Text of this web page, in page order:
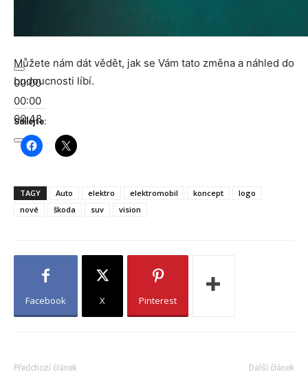
00:00
00:00
00:48
Můžete nám dát vědět, jak se Vám tato změna a náhled do
budoucnosti líbí.
Sdílejte:
TAGY Auto elektro elektromobil koncept
logo
nové
škoda suv vision
Facebook X Pinterest
Předchozí článek Další článek